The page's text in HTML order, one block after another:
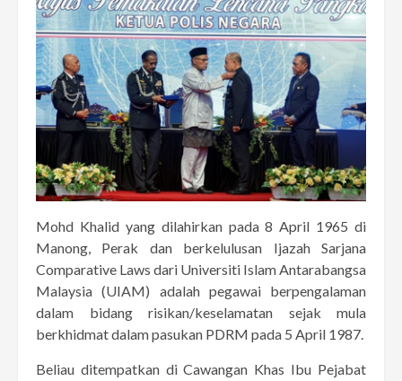
Mohd Khalid yang dilahirkan pada 8 April 1965 di
Manong, Perak dan berkelulusan Ijazah Sarjana
Comparative Laws dari Universiti Islam Antarabangsa
Malaysia (UIAM) adalah pegawai berpengalaman
dalam bidang risikan/keselamatan sejak mula
berkhidmat dalam pasukan PDRM pada 5 April 1987.
Beliau ditempatkan di Cawangan Khas Ibu Pejabat